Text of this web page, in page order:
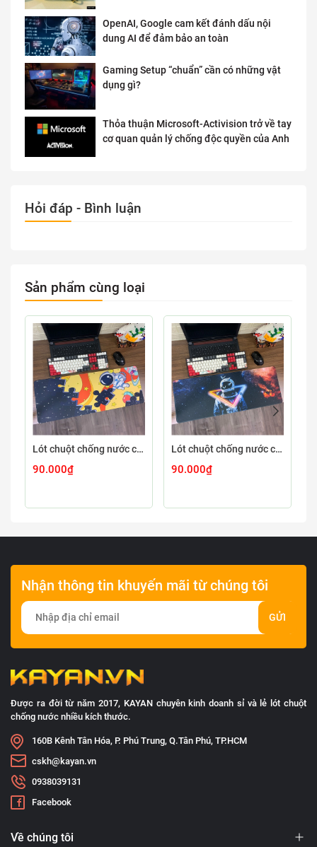
OpenAI, Google cam kết đánh dấu nội
dung AI để đảm bảo an toàn
Gaming Setup “chuẩn” cần có những vật
dụng gì?
Thỏa thuận Microsoft-Activision trở về tay
cơ quan quản lý chống độc quyền của Anh
Hỏi đáp - Bình luận
Sản phẩm cùng loại
Lót chuột chống nước cỡ lớn 80x30cm dày 3mm ASTRO-03-80X30
90.000₫
Lót chuột chống nước cỡ lớn 80x30cm dày 3mm ASTRO-02-80X30
90.000₫
Nhận thông tin khuyến mãi từ chúng tôi
GỬI
Được ra đời từ năm 2017, KAYAN chuyên kinh doanh sỉ và lẻ lót chuột
chống nước nhiều kích thước.
160B Kênh Tân Hóa, P. Phú Trung, Q.Tân Phú, TP.HCM
cskh@kayan.vn
0938039131
Facebook
Về chúng tôi